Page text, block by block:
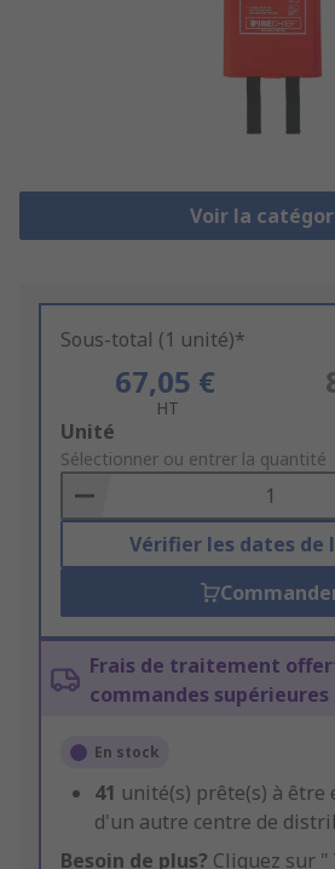
Voir la
Sous-total (1 unité)*
67,05 €
HT
Add
to
Basket
Unité
Sélectionner ou entrer la quantité
Vérifier les dates de
Frais de traitement
commandes supérieures
En stock
41 unité(s) prête(s) à être
d'un autre centre de
Besoin de plus? Cliquez sur